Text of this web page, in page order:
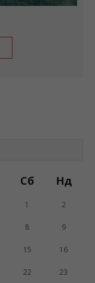
Сб Нд
1 2
8 9
15 16
22 23